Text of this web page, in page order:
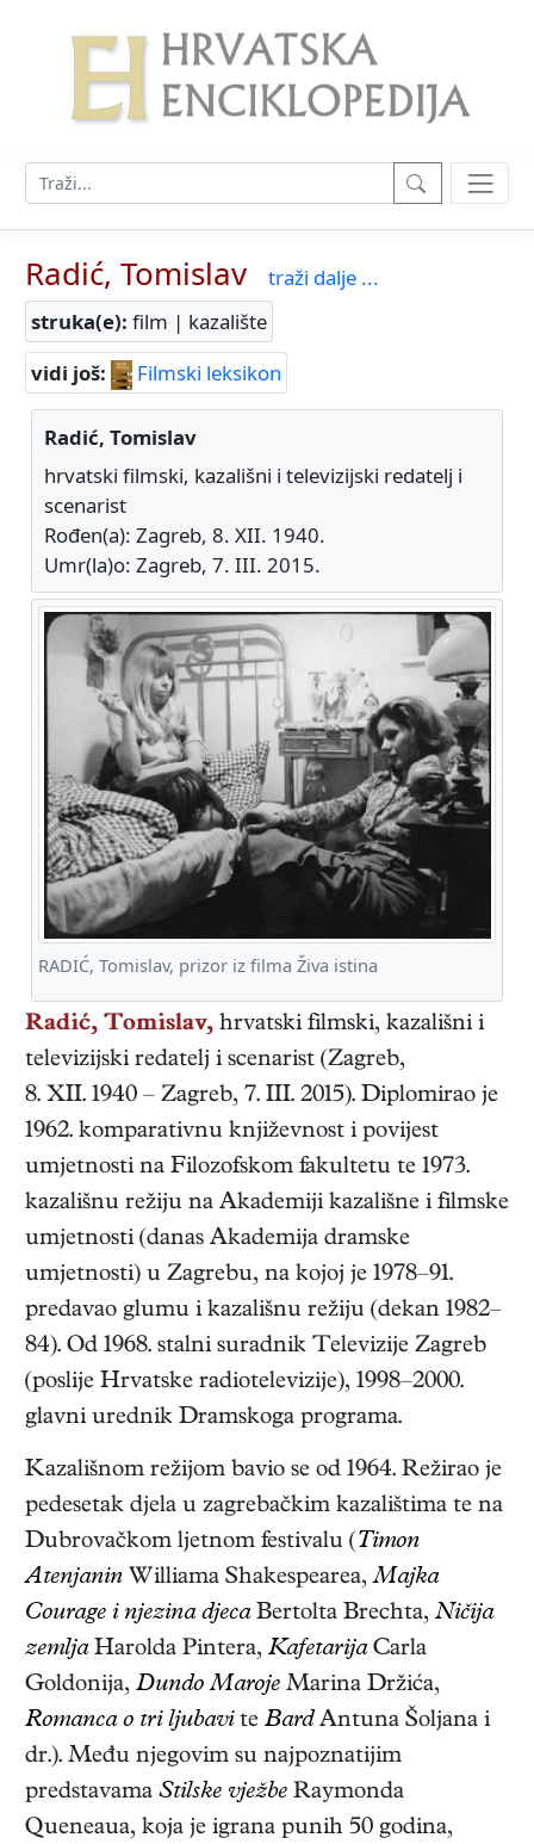
Radić, Tomislav
traži dalje ...
struka(e): film | kazalište
vidi još:
Filmski leksikon
Radić, Tomislav
hrvatski filmski, kazališni i televizijski redatelj i
scenarist
Rođen(a): Zagreb, 8. XII. 1940.
Umr(la)o: Zagreb, 7. III. 2015.
RADIĆ, Tomislav, prizor iz filma Živa istina
Radić, Tomislav, hrvatski filmski, kazališni i
televizijski redatelj i scenarist (Zagreb,
8. XII. 1940 – Zagreb, 7. III. 2015). Diplomirao je
1962. komparativnu književnost i povijest
umjetnosti na Filozofskom fakultetu te 1973.
kazališnu režiju na Akademiji kazališne i filmske
umjetnosti (danas Akademija dramske
umjetnosti) u Zagrebu, na kojoj je 1978–91.
predavao glumu i kazališnu režiju (dekan 1982–
84). Od 1968. stalni suradnik Televizije Zagreb
(poslije Hrvatske radiotelevizije), 1998–2000.
glavni urednik Dramskoga programa.
Kazališnom režijom bavio se od 1964. Režirao je
pedesetak djela u zagrebačkim kazalištima te na
Dubrovačkom ljetnom festivalu (Timon
Atenjanin Williama Shakespearea,Majka
Courage i njezina djecaBertolta Brechta, Ničija
zemljaHarolda Pintera, KafetarijaCarla
Goldonija, Dundo Maroje Marina Držića,
Romanca o tri ljubavite BardAntuna Šoljana i
dr.). Među njegovim su najpoznatijim
predstavama Stilske vježbe Raymonda
Queneaua, koja je igrana punih 50 godina,